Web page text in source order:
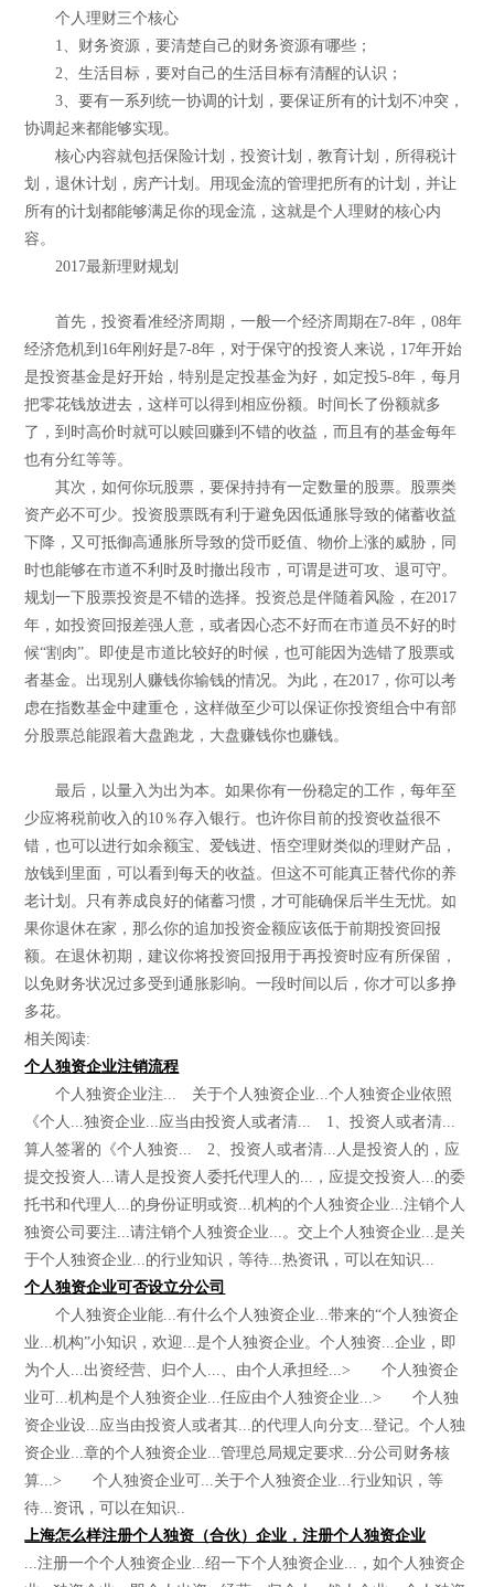
个人理财三个核心
1、财务资源，要清楚自己的财务资源有哪些；
2、生活目标，要对自己的生活目标有清醒的认识；
3、要有一系列统一协调的计划，要保证所有的计划不冲突，
协调起来都能够实现。
核心内容就包括保险计划，投资计划，教育计划，所得税计
划，退休计划，房产计划。用现金流的管理把所有的计划，并让
所有的计划都能够满足你的现金流，这就是个人理财的核心内
容。
2017最新理财规划
首先，投资看准经济周期，一般一个经济周期在7-8年，08年
经济危机到16年刚好是7-8年，对于保守的投资人来说，17年开始
是投资基金是好开始，特别是定投基金为好，如定投5-8年，每月
把零花钱放进去，这样可以得到相应份额。时间长了份额就多
了，到时高价时就可以赎回赚到不错的收益，而且有的基金每年
也有分红等等。
其次，如何你玩股票，要保持持有一定数量的股票。股票类
资产必不可少。投资股票既有利于避免因低通胀导致的储蓄收益
下降，又可抵御高通胀所导致的贷币贬值、物价上涨的威胁，同
时也能够在市道不利时及时撤出段市，可谓是进可攻、退可守。
规划一下股票投资是不错的选择。投资总是伴随着风险，在2017
年，如投资回报差强人意，或者因心态不好而在市道员不好的时
候“割肉”。即使是市道比较好的时候，也可能因为选错了股票或
者基金。出现别人赚钱你输钱的情况。为此，在2017，你可以考
虑在指数基金中建重仓，这样做至少可以保证你投资组合中有部
分股票总能跟着大盘跑龙，大盘赚钱你也赚钱。
最后，以量入为出为本。如果你有一份稳定的工作，每年至
少应将税前收入的10％存入银行。也许你目前的投资收益很不
错，也可以进行如余额宝、爱钱进、悟空理财类似的理财产品，
放钱到里面，可以看到每天的收益。但这不可能真正替代你的养
老计划。只有养成良好的储蓄习惯，才可能确保后半生无忧。如
果你退休在家，那么你的追加投资金额应该低于前期投资回报
额。在退休初期，建议你将投资回报用于再投资时应有所保留，
以免财务状况过多受到通胀影响。一段时间以后，你才可以多挣
多花。
相关阅读:
个人独资企业注销流程
个人独资企业注... 关于个人独资企业...个人独资企业依照
《个人...独资企业...应当由投资人或者清... 1、投资人或者清...
算人签署的《个人独资... 2、投资人或者清...人是投资人的，应
提交投资人...请人是投资人委托代理人的...，应提交投资人...的委
托书和代理人...的身份证明或资...机构的个人独资企业...注销个人
独资公司要注...请注销个人独资企业...。交上个人独资企业...是关
于个人独资企业...的行业知识，等待...热资讯，可以在知识...
个人独资企业可否设立分公司
个人独资企业能...有什么个人独资企业...带来的“个人独资企
业...机构”小知识，欢迎...是个人独资企业。个人独资...企业，即
为个人...出资经营、归个人...、由个人承担经...> 个人独资企
业可...机构是个人独资企业...任应由个人独资企业...> 个人独
资企业设...应当由投资人或者其...的代理人向分支...登记。个人独
资企业...章的个人独资企业...管理总局规定要求...分公司财务核
算...> 个人独资企业可...关于个人独资企业...行业知识，等
待...资讯，可以在知识..
上海怎么样注册个人独资（合伙）企业，注册个人独资企业
...注册一个个人独资企业...绍一下个人独资企业...，如个人独资企